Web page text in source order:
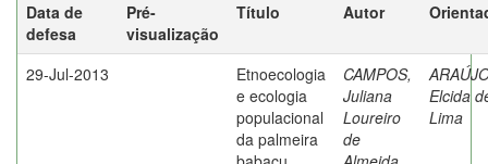
Data de
defesa
Pré-
visualização
Título Autor
29-Jul-2013
Etnoecologia
e ecologia
populacional
da palmeira
CAMPOS,
Juliana
Loureiro
de
Elcida
Lima